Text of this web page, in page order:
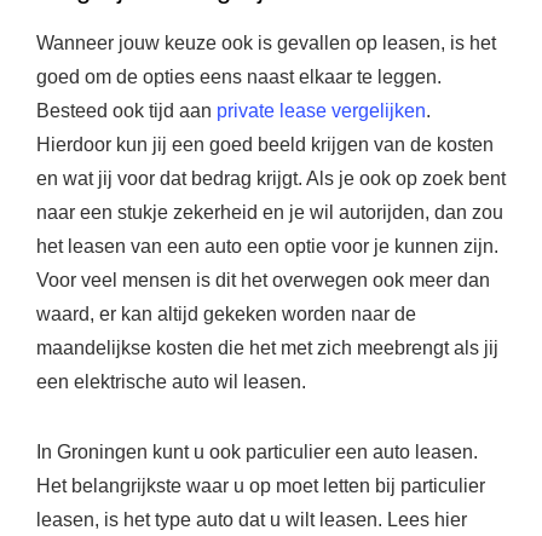
Wanneer jouw keuze ook is gevallen op leasen, is het
goed om de opties eens naast elkaar te leggen.
Besteed ook tijd aan private lease vergelijken.
Hierdoor kun jij een goed beeld krijgen van de kosten
en wat jij voor dat bedrag krijgt. Als je ook op zoek bent
naar een stukje zekerheid en je wil autorijden, dan zou
het leasen van een auto een optie voor je kunnen zijn.
Voor veel mensen is dit het overwegen ook meer dan
waard, er kan altijd gekeken worden naar de
maandelijkse kosten die het met zich meebrengt als jij
een elektrische auto wil leasen.
In Groningen kunt u ook particulier een auto leasen.
Het belangrijkste waar u op moet letten bij particulier
leasen, is het type auto dat u wilt leasen. Lees hier